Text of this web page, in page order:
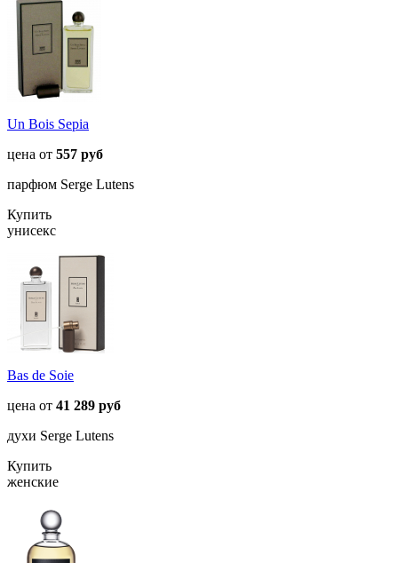
Un Bois Sepia
цена от 557 руб
парфюм Serge Lutens
Купить
унисекс
Bas de Soie
цена от 41 289 руб
духи Serge Lutens
Купить
женские